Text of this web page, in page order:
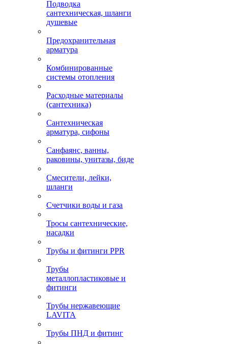
Подводка
сантехническая, шланги
душевые
Предохранительная
арматура
Комбинированные
системы отопления
Расходные материалы
(сантехника)
Сантехническая
арматура, сифоны
Санфаянс, ванны,
раковины, унитазы, биде
Смесители, лейки,
шланги
Счетчики воды и газа
Тросы сантехнические,
насадки
Трубы и фитинги PPR
Трубы
металлопластиковые и
фитинги
Трубы нержавеющие
LAVITA
Трубы ПНД и фитинг